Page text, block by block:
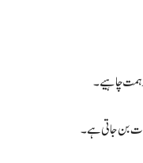
ہمت چاہیے۔
بن جاتی ہے۔